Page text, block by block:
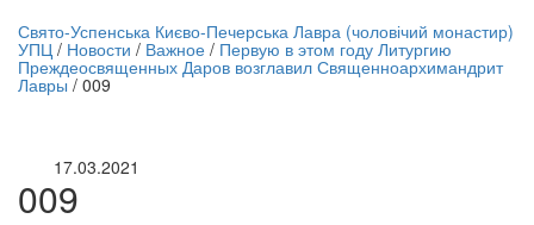
трансляция | 12 сентября
трансляции
Свято-Успенська Києво-Печерська Лавра (чоловічий монастир)
УПЦ / Новости / Важное / Первую в этом году Литургию
Преждеосвященных Даров возглавил Священноархимандрит
Лавры/ 009
17.03.2021
009